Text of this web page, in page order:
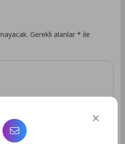
Gerekli alanlar* ile